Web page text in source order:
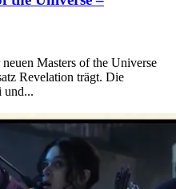
Masters of the Universe
Revelation trägt. Die
und...